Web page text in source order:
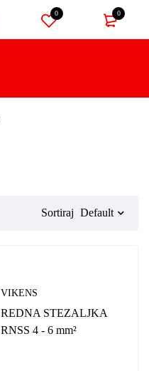
0 0
Sortiraj Default
VIKENS
REDNA STEZALJKA
RNSS 4 - 6 mm²